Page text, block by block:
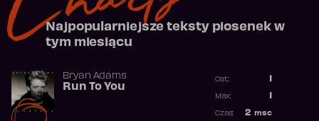
Najpopularniejsze teksty piosenek w
tym miesiącu
Bryan Adams
Run To You
Ost.:
Max:
2 msc
Czas: